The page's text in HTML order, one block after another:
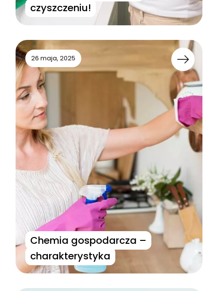
czyszczeniu!
26 maja, 2025
Chemia gospodarcza –
charakterystyka